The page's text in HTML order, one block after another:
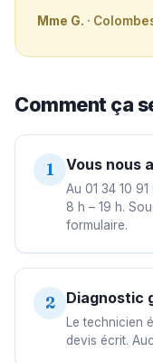
Mme G. ·
Comment ça
1 Vous nous
Au 01 34 10
8 h – 19 h.
formulaire.
2 Diagnostic
Le technicien
devis écrit.